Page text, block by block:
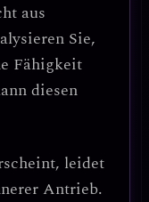
aus
Sie,
Fähigkeit
diesen
leidet
Antrieb.